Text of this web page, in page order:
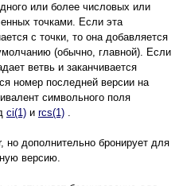
или более числовых или
точками. Если эта
с точки, то она добавляется
(обычно, главной). Если
ветвь и заканчивается
номер последней версии на
символьного поля
ci(1) и rcs(1) .
но дополнительно бронирует для
версию.